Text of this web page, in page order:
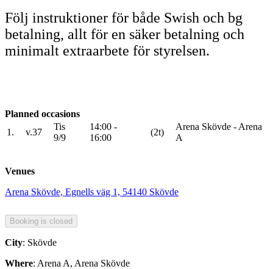
Följ instruktioner för både Swish och bg
betalning, allt för en säker betalning och
minimalt extraarbete för styrelsen.
Planned occasions
1.
v.37
Tis
9/9
14:00 -
16:00
(2t)
Arena Skövde - Arena
A
Venues
Arena Skövde, Egnells väg 1, 54140 Skövde
City: Skövde
Where: Arena A, Arena Skövde